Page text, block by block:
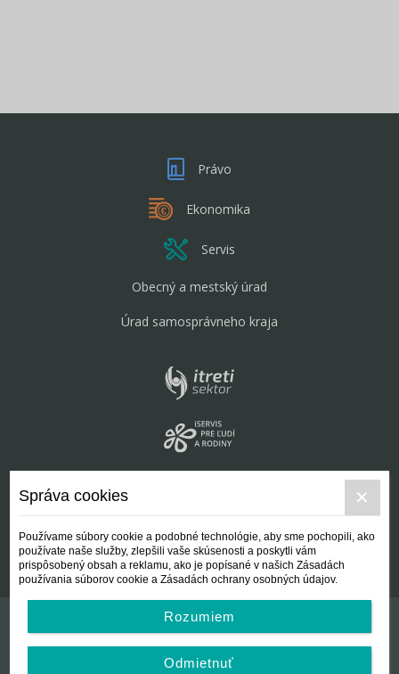
Právo
Ekonomika
Servis
Obecný a mestský úrad
Úrad samosprávneho kraja
Kontakt
Všeobecné podmienky
Správa cookies
Používame súbory cookie a podobné technológie, aby sme pochopili, ako
používate naše služby, zlepšili vaše skúsenosti a poskytli vám
prispôsobený obsah a reklamu, ako je popísané v našich Zásadách
používania súborov cookie a Zásadách ochrany osobných údajov.
Rozumiem
Odmietnuť